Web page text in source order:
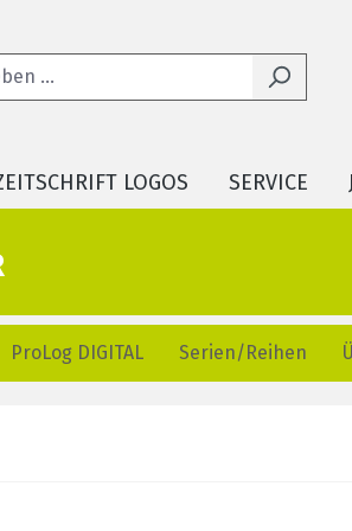
LOGOS SERVICE
ProLog DIGITAL Serien/Reihen